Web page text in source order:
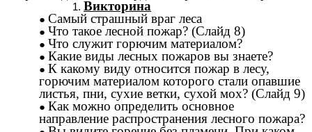
Викторина
Самый страшный враг леса
Что такое лесной пожар? (Слайд 8)
Что служит горючим материалом?
Какие виды лесных пожаров вы знаете?
К какому виду относится пожар в лесу,
горючим материалом которого стали опавшие
листья, пни, сухие ветки, сухой мох? (Слайд 9)
Как можно определить основное
направление распространения лесного пожара?